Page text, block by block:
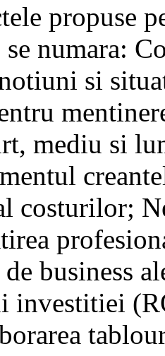
propuse
numara:
si
mediu si
costurilor;
business
investitiei